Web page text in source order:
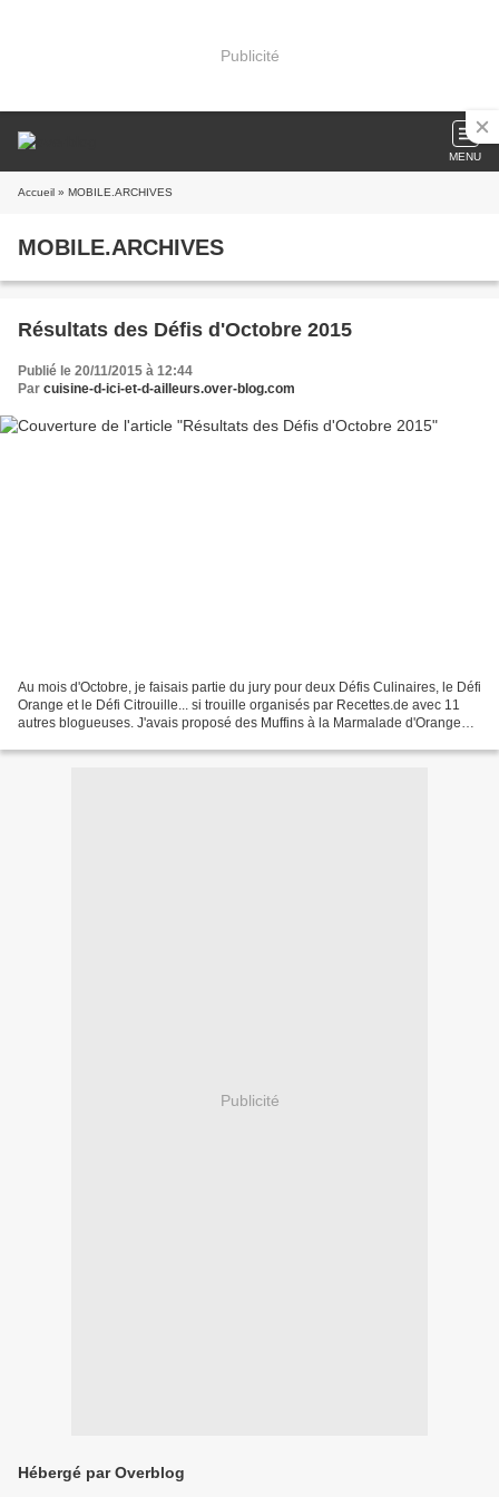
Publicité
MENU
Accueil » MOBILE.ARCHIVES
MOBILE.ARCHIVES
Résultats des Défis d'Octobre 2015
Publié le 20/11/2015 à 12:44
Par cuisine-d-ici-et-d-ailleurs.over-blog.com
Au mois d'Octobre, je faisais partie du jury pour deux Défis Culinaires, le Défi
Orange et le Défi Citrouille... si trouille organisés par Recettes.de avec 11
autres blogueuses. J'avais proposé des Muffins à la Marmalade d'Orange
Publicité
Hébergé par Overblog